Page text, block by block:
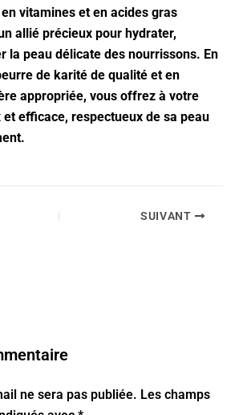
vitamines et en acides gras
allié précieux pour hydrater,
la peau délicate des nourrissons. En
de karité de qualité et en
appropriée, vous offrez à votre
et efficace, respectueux de sa peau
SUIVANT
ne sera pas publiée. Les champs